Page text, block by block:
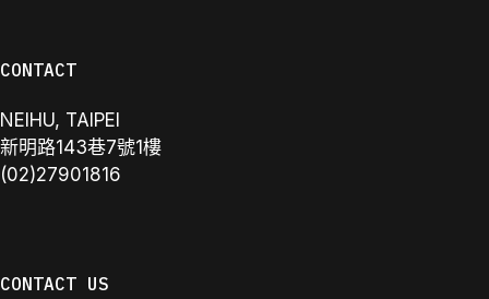
CONTACT
NEIHU, TAIPEI
新明路143巷7號1樓
(02)27901816
CONTACT US